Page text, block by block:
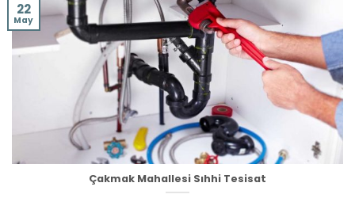
Çakmak Mahallesi Sıhhi Tesisat
22
May